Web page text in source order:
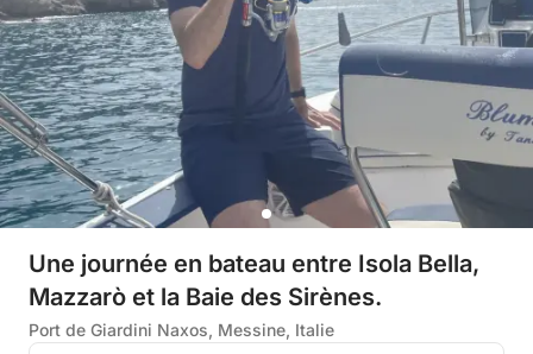
Une journée en bateau entre Isola Bella,
Mazzarò et la Baie des Sirènes.
Port de Giardini Naxos, Messine, Italie